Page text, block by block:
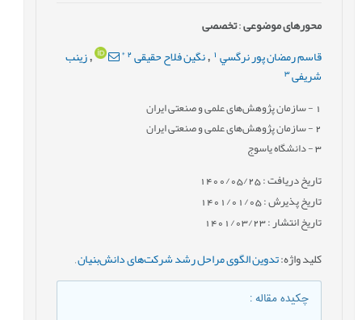
محورهای موضوعی:تخصصی
قاسم رمضان پور نرگسي , نگین فلاح حقیقی 2
*
,زینب
شریفی 3
- سازمان پژوهش‌های علمی و صنعتی ایران
2- سازمان پژوهش‌های علمی و صنعتی ایران
3- دانشگاه یاسوج
تاریخ دریافت : 1400/05/25
تاریخ پذیرش : 1401/01/05
تاریخ انتشار : 1401/03/23
کلید واژه:تدوین الگوی مراحل رشد شرکت‌های دانش‌بنیان,
چکیده مقاله: